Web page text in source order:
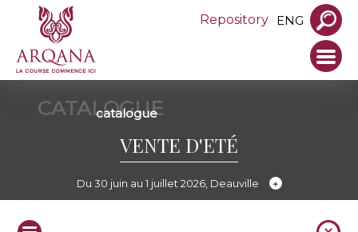
Repository ENG
CATALOGUE
catalogue
VENTE D'ETÉ
Du 30 juin au 1 juillet 2026, Deauville